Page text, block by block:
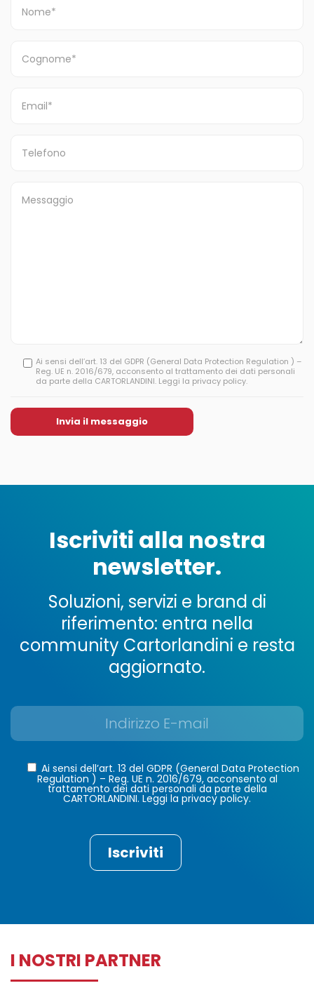
Ai sensi dell’art. 13 del GDPR (General Data Protection Regulation ) –
Reg. UE n. 2016/679, acconsento al trattamento dei dati personali
da parte della CARTORLANDINI. Leggi la privacy policy.
Iscriviti alla nostra
newsletter.
Soluzioni, servizi e brand di
riferimento: entra nella
community Cartorlandini e resta
aggiornato.
Ai sensi dell’art. 13 del GDPR (General Data Protection
Regulation ) – Reg. UE n. 2016/679, acconsento al
trattamento dei dati personali da parte della
CARTORLANDINI. Leggi la privacy policy.
I NOSTRI PARTNER